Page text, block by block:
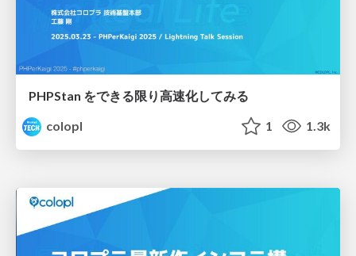
PHPStan をできる限り高速化してみる
colopl
1 1.3k